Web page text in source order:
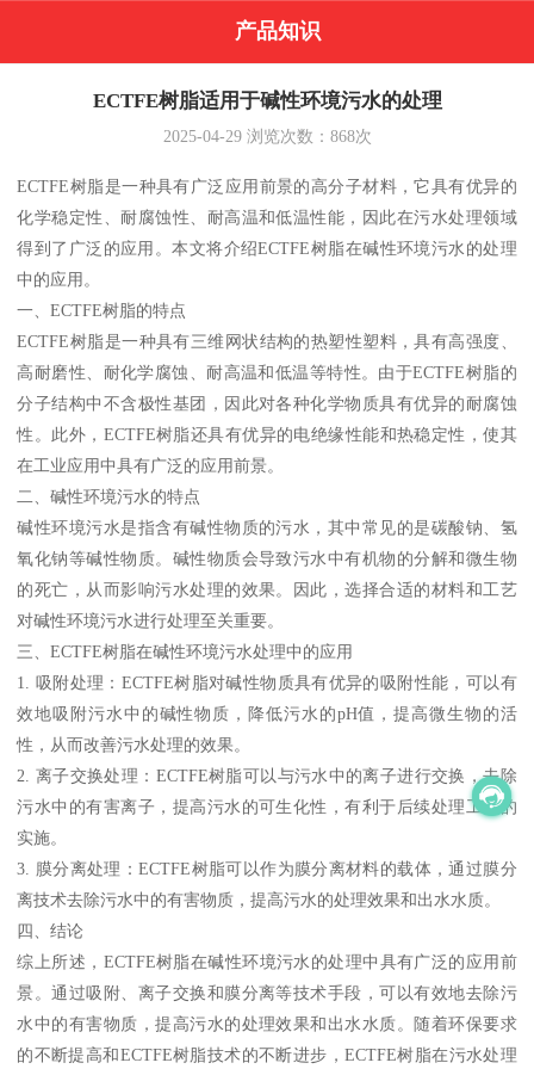
产品知识
ECTFE树脂适用于碱性环境污水的处理
2025-04-29浏览次数： 868次
ECTFE树脂是一种具有广泛应用前景的高分子材料，它具有优异的
化学稳定性、耐腐蚀性、耐高温和低温性能，因此在污水处理领域
得到了广泛的应用。本文将介绍ECTFE树脂在碱性环境污水的处理
中的应用。
一、ECTFE树脂的特点
ECTFE树脂是一种具有三维网状结构的热塑性塑料，具有高强度、
高耐磨性、耐化学腐蚀、耐高温和低温等特性。由于ECTFE树脂的
分子结构中不含极性基团，因此对各种化学物质具有优异的耐腐蚀
性。此外，ECTFE树脂还具有优异的电绝缘性能和热稳定性，使其
在工业应用中具有广泛的应用前景。
二、碱性环境污水的特点
碱性环境污水是指含有碱性物质的污水，其中常见的是碳酸钠、氢
氧化钠等碱性物质。碱性物质会导致污水中有机物的分解和微生物
的死亡，从而影响污水处理的效果。因此，选择合适的材料和工艺
对碱性环境污水进行处理至关重要。
三、ECTFE树脂在碱性环境污水处理中的应用
1. 吸附处理：ECTFE树脂对碱性物质具有优异的吸附性能，可以有
效地吸附污水中的碱性物质，降低污水的pH值，提高微生物的活
性，从而改善污水处理的效果。
2. 离子交换处理：ECTFE树脂可以与污水中的离子进行交换，去除
污水中的有害离子，提高污水的可生化性，有利于后续处理工艺的
实施。
3. 膜分离处理：ECTFE树脂可以作为膜分离材料的载体，通过膜分
离技术去除污水中的有害物质，提高污水的处理效果和出水水质。
四、结论
综上所述，ECTFE树脂在碱性环境污水的处理中具有广泛的应用前
景。通过吸附、离子交换和膜分离等技术手段，可以有效地去除污
水中的有害物质，提高污水的处理效果和出水水质。随着环保要求
的不断提高和ECTFE树脂技术的不断进步，ECTFE树脂在污水处理